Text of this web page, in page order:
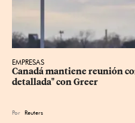
EMPRESAS
Canadá mantiene reunión ‌comercial "constructiva y
detallada" con Greer
Por Reuters